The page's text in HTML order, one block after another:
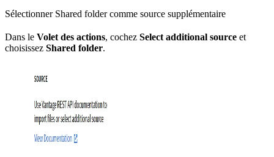
Sélectionner Shared folder comme source supplémentaire
Dans le Volet des actions, cochez Select additional source et
choisissez Shared folder.